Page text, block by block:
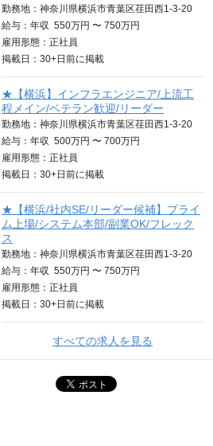
勤務地：神奈川県横浜市青葉区荏田西1-3-20
給与： 年収 550万円 〜 750万円
雇用形態：正社員
掲載日： 30+日 前に掲載
★【横浜】インフラエンジニア/上流工
程メイン/ベテラン歓迎/リーダー
勤務地：神奈川県横浜市青葉区荏田西1-3-20
給与： 年収 500万円 〜 700万円
雇用形態：正社員
掲載日： 30+日 前に掲載
★【横浜/社内SE/リーダー候補】プライ
ム上場/システム本部/副業OK/フレック
ス
勤務地：神奈川県横浜市青葉区荏田西1-3-20
給与： 年収 550万円 〜 750万円
雇用形態：正社員
掲載日： 30+日 前に掲載
すべての求人を見る